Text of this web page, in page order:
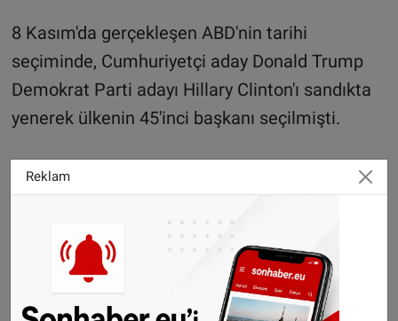
8 Kasım'da gerçekleşen ABD'nin tarihi
seçiminde, Cumhuriyetçi aday Donald Trump
Demokrat Parti adayı Hillary Clinton'ı sandıkta
yenerek ülkenin 45'inci başkanı seçilmişti.
Reklam